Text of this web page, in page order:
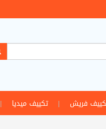
فريش | تكييف ميديا |